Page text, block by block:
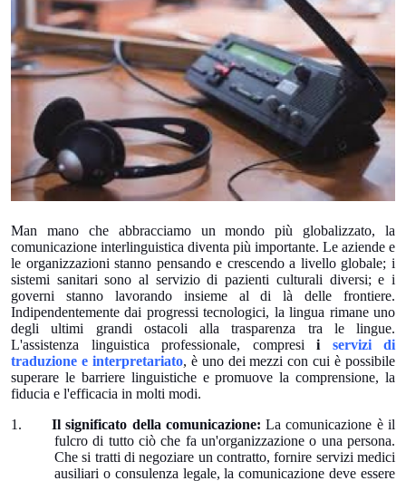
Advertise with US
Business
Finance
Tech
General
Top 10
How To
Support Number
Man mano che abbracciamo un mondo più globalizzato, la
comunicazione interlinguistica diventa più importante. Le aziende e
le organizzazioni stanno pensando e crescendo a livello globale; i
sistemi sanitari sono al servizio di pazienti culturali diversi; e i
governi stanno lavorando insieme al di là delle frontiere.
Indipendentemente dai progressi tecnologici, la lingua rimane uno
degli ultimi grandi ostacoli alla trasparenza tra le lingue.
L'assistenza linguistica professionale, compresi i servizi di
traduzione e interpretariato, è uno dei mezzi con cui è possibile
superare le barriere linguistiche e promuove la comprensione, la
fiducia e l'efficacia in molti modi.
1.
Il significato della comunicazione:La comunicazione è il
fulcro di tutto ciò che fa un'organizzazione o una persona.
Che si tratti di negoziare un contratto, fornire servizi medici
ausiliari o consulenza legale, la comunicazione deve essere